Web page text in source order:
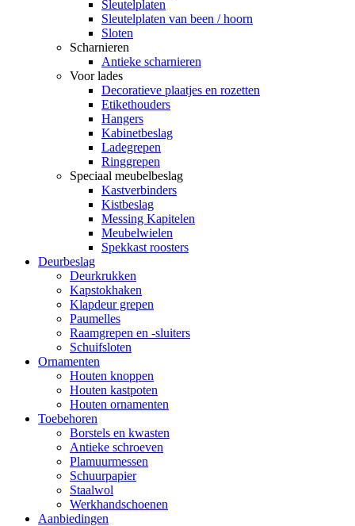
Sleutelplaten
Sleutelplaten van been / hoorn
Sloten
Scharnieren
Antieke scharnieren
Voor lades
Decoratieve plaatjes en rozetten
Etikethouders
Hangers
Kabinetbeslag
Ladegrepen
Ringgrepen
Speciaal meubelbeslag
Kastverbinders
Kistbeslag
Messing Kapitelen
Meubelwielen
Spekkast roosters
Deurbeslag
Deurkrukken
Kapstokhaken
Klapdeur grepen
Paumelles
Raamgrepen en -sluiters
Schuifsloten
Ornamenten
Houten knoppen
Houten kastpoten
Houten ornamenten
Toebehoren
Borstels en kwasten
Antieke schroeven
Plamuurmessen
Schuurpapier
Staalwol
Werkhandschoenen
Aanbiedingen